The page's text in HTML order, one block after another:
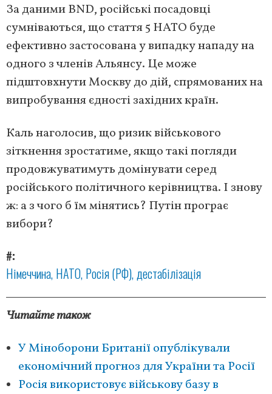
За даними BND, російські посадовці
сумніваються, що стаття 5 НАТО буде
ефективно застосована у випадку нападу на
одного з членів Альянсу. Це може
підштовхнути Москву до дій, спрямованих на
випробування єдності західних країн.
Каль наголосив, що ризик військового
зіткнення зростатиме, якщо такі погляди
продовжуватимуть домінувати серед
російського політичного керівництва. І знову
ж: а з чого б їм мінятись? Путін програє
вибори?
#
Німеччина НАТО Росія (РФ) дестабілізація
Читайте також
У Міноборони Британії опублікували
економічний прогноз для України та Росії
Росія використовує військову базу в